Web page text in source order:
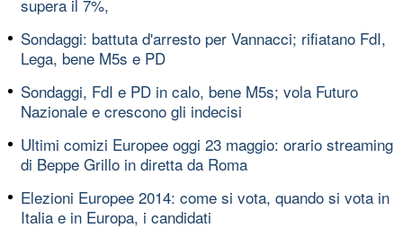
supera il 7%,
Sondaggi: battuta d'arresto per Vannacci; rifiatano FdI,
Lega, bene M5s e PD
Sondaggi, FdI e PD in calo, bene M5s; vola Futuro
Nazionale e crescono gli indecisi
Ultimi comizi Europee oggi 23 maggio: orario streaming
di Beppe Grillo in diretta da Roma
Elezioni Europee 2014: come si vota, quando si vota in
Italia e in Europa, i candidati